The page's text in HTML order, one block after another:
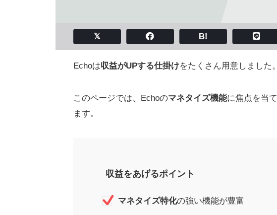
B!
Echoは収益がUPする仕掛けをたくさん用意しました。
このページでは、Echoのマネタイズ機能に焦点を当て
ます。
収益をあげるポイント
マネタイズ特化の強い機能が豊富